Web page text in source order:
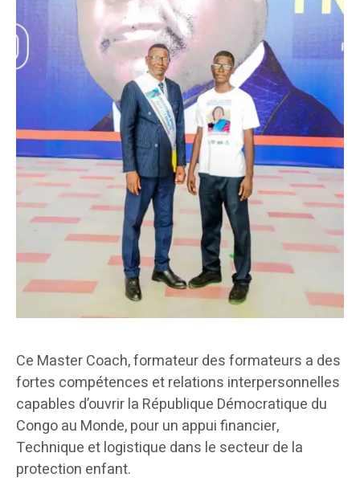
Ce Master Coach, formateur des formateurs a des
fortes compétences et relations interpersonnelles
capables d’ouvrir la République Démocratique du
Congo au Monde, pour un appui financier,
Technique et logistique dans le secteur de la
protection enfant.